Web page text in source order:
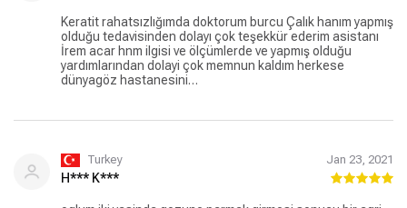
Keratit rahatsızlığımda doktorum burcu Çalık hanım yapmış
olduğu tedavisinden dolayı çok teşekkür ederim asistanı
İrem acar hnm ilgisi ve ölçümlerde ve yapmış olduğu
yardımlarından dolayi çok memnun kaldım herkese
dünyagöz hastanesini…
Turkey Jan 23, 2021
H*** K***